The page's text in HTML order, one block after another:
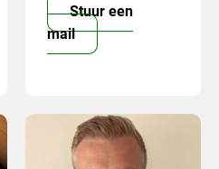
Stuur een
mail